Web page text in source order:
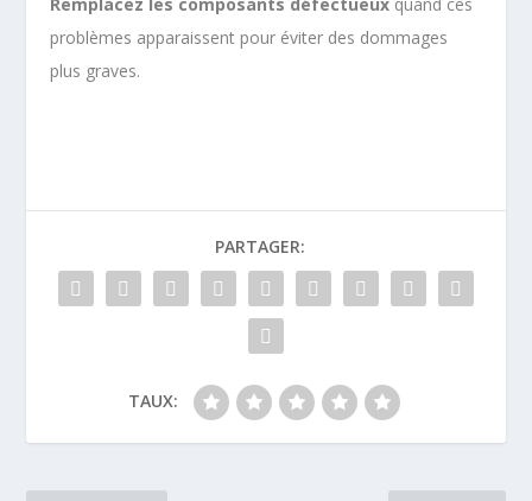
Remplacez les composants défectueux quand ces
problèmes apparaissent pour éviter des dommages
plus graves.
PARTAGER:
TAUX: